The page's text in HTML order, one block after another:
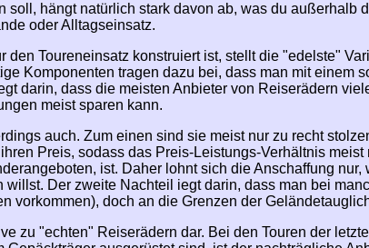
hängt natürlich stark davon ab, was du außerhalb
oder Alltagseinsatz.
den Toureneinsatz konstruiert ist, stellt die "edelste"
Komponenten tragen dazu bei, dass man mit einem
darin, dass die meisten Anbieter von Reiserädern
meist sparen kann.
auch. Zum einen sind sie meist nur zu recht
Preis, sodass das Preis-Leistungs-Verhältnis
ist. Daher lohnt sich die Anschaffung
Der zweite Nachteil iegt darin, dass man bei
vorkommen), doch an die Grenzen der
zu "echten" Reiserädern dar. Bei den Touren der